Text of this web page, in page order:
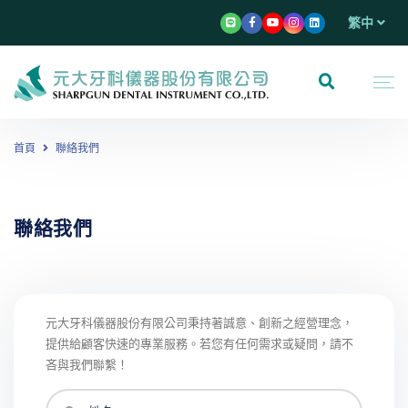
繁中
首頁 聯絡我們
聯絡我們
元大牙科儀器股份有限公司秉持著誠意、創新之經營理念，
提供給顧客快速的專業服務。若您有任何需求或疑問，請不
吝與我們聯繫！